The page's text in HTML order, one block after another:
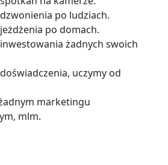
po ludziach.
po domach.
żadnych swoich
uczymy od
marketingu
mlm.